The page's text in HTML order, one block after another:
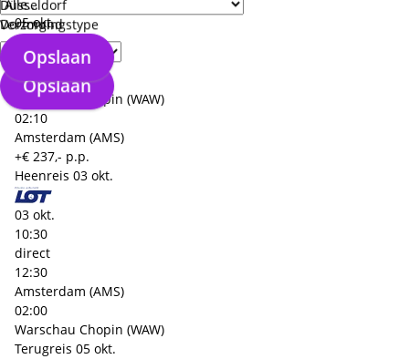
Verzorgingstype
Opslaan
Düsseldorf
Dortmund
Opslaan
05 okt.
10:30
direct
12:40
Warschau Chopin (WAW)
02:10
Amsterdam (AMS)
+€ 237,- p.p.
Heenreis 03 okt.
03 okt.
10:30
direct
12:30
Amsterdam (AMS)
02:00
Warschau Chopin (WAW)
Terugreis 05 okt.